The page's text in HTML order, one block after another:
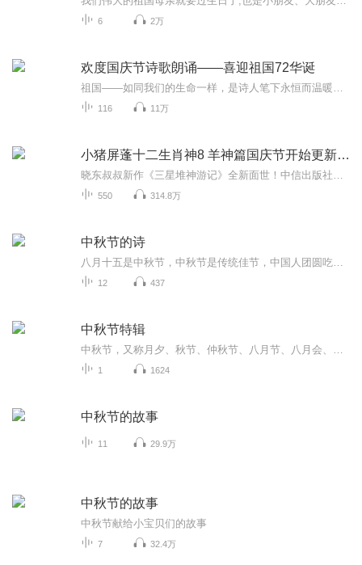
6 2万
欢度国庆节诗歌朗诵——喜迎祖国72华诞
116 11万
小猪屏蓬十二生肖神8 羊神篇国庆节开始更新啦！
550 314.8万
中秋节的诗
12 437
中秋节特辑
1 1624
中秋节的故事
11 29.9万
中秋节的故事
中秋节献给小宝贝们的故事
7 32.4万